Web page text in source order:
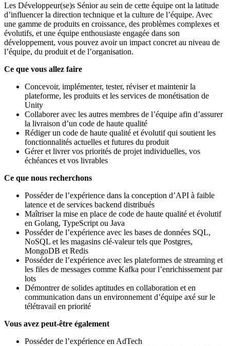
Les Développeur(se)s Sénior au sein de cette équipe ont la latitude
d’influencer la direction technique et la culture de l’équipe. Avec
une gamme de produits en croissance, des problèmes complexes et
évolutifs, et une équipe enthousiaste engagée dans son
développement, vous pouvez avoir un impact concret au niveau de
l’équipe, du produit et de l’organisation.
Ce que vous allez faire
Concevoir, implémenter, tester, réviser et maintenir la
plateforme, les produits et les services de monétisation de
Unity
Collaborer avec les autres membres de l’équipe afin d’assurer
la livraison d’un code de haute qualité
Rédiger un code de haute qualité et évolutif qui soutient les
fonctionnalités actuelles et futures du produit
Gérer et livrer vos priorités de projet individuelles, vos
échéances et vos livrables
Ce que nous recherchons
Posséder de l’expérience dans la conception d’API à faible
latence et de services backend distribués
Maîtriser la mise en place de code de haute qualité et évolutif
en Golang, TypeScript ou Java
Posséder de l’expérience avec les bases de données SQL,
NoSQL et les magasins clé‑valeur tels que Postgres,
MongoDB et Redis
Posséder de l’expérience avec les plateformes de streaming et
les files de messages comme Kafka pour l’enrichissement par
lots
Démontrer de solides aptitudes en collaboration et en
communication dans un environnement d’équipe axé sur le
télétravail en priorité
Vous avez peut-être également
Posséder de l’expérience en AdTech